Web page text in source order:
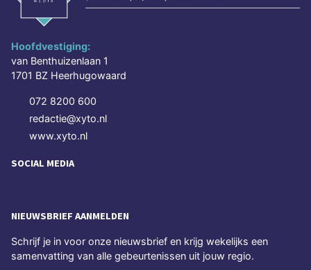
Hoofdvestiging:
van Benthuizenlaan 1
1701 BZ Heerhugowaard
072 8200 600
redactie@xyto.nl
www.xyto.nl
SOCIAL MEDIA
NIEUWSBRIEF AANMELDEN
Schrijf je in voor onze nieuwsbrief en krijg wekelijks een
samenvatting van alle gebeurtenissen uit jouw regio.